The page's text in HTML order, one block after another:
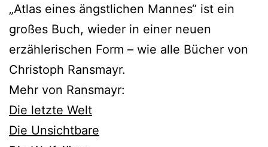
„Atlas eines ängstlichen Mannes“ ist ein
großes Buch, wieder in einer neuen
erzählerischen Form – wie alle Bücher von
Christoph Ransmayr.
Mehr von Ransmayr:
Die letzte Welt
Die Unsichtbare